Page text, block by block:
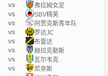
vs
弗拉姆女足
vs
SBV精英
vs
阿贾克斯青年队
vs
罗达JC
vs
布雷达
vs
赫拉克勒斯
vs
瓦尔韦克
vs
尼奈斯